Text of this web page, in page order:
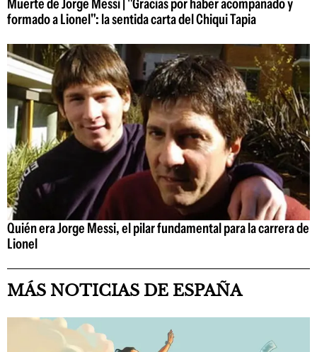
Muerte de Jorge Messi | "Gracias por haber acompañado y
formado a Lionel": la sentida carta del Chiqui Tapia
Quién era Jorge Messi, el pilar fundamental para la carrera de
Lionel
MÁS NOTICIAS DE ESPAÑA